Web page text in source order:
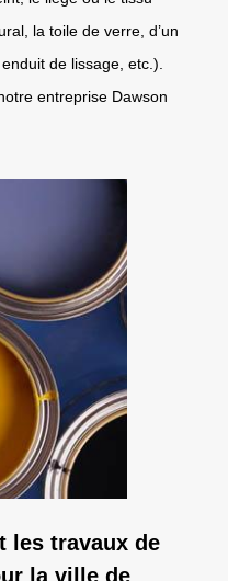
la toile de verre, d’un
de lissage, etc.).
entreprise Dawson
les travaux de
la ville de